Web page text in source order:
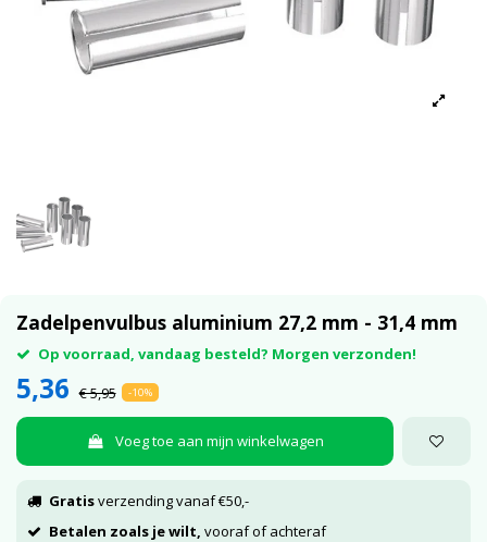
Zadelpenvulbus aluminium 27,2 mm - 31,4 mm
Op voorraad, vandaag besteld? Morgen verzonden!
5,36 € 5,95 -10%
Voeg toe aan mijn winkelwagen
Gratisverzending vanaf €50,-
Betalen zoals je wilt, vooraf of achteraf